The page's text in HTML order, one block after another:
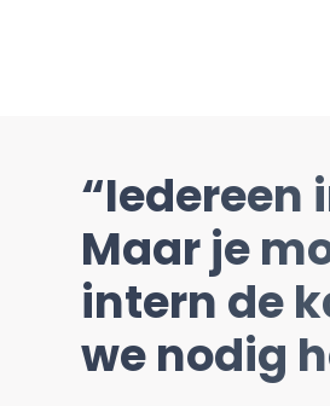
“Iedereen
Maar je
intern de
we nodig